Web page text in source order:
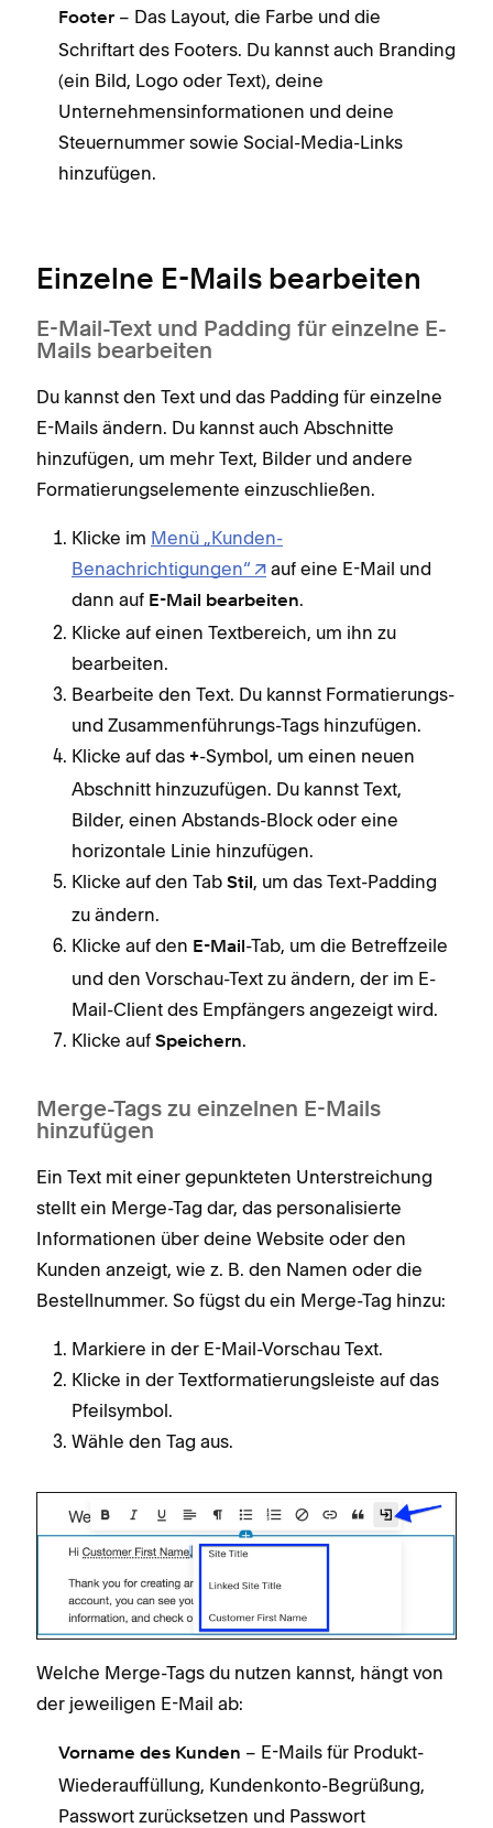
Footer – Das Layout, die Farbe und die
Schriftart des Footers. Du kannst auch Branding
(ein Bild, Logo oder Text), deine
Unternehmensinformationen und deine
Steuernummer sowie Social-Media-Links
hinzufügen.
Einzelne E-Mails bearbeiten
E-Mail-Text und Padding für einzelne E-
Mails bearbeiten
Du kannst den Text und das Padding für einzelne
E-Mails ändern. Du kannst auch Abschnitte
hinzufügen, um mehr Text, Bilder und andere
Formatierungselemente einzuschließen.
Klicke im Menü „Kunden-
Benachrichtigungen“
auf eine E-Mail und
dann auf E-Mail bearbeiten.
Klicke auf einen Textbereich, um ihn zu
bearbeiten.
Bearbeite den Text. Du kannst Formatierungs-
und Zusammenführungs-Tags hinzufügen.
Klicke auf das +-Symbol, um einen neuen
Abschnitt hinzuzufügen. Du kannst Text,
Bilder, einen Abstands-Block oder eine
horizontale Linie hinzufügen.
Klicke auf den Tab Stil , um das Text-Padding
zu ändern.
Klicke auf den E-Mail -Tab, um die Betreffzeile
und den Vorschau-Text zu ändern, der im E-
Mail-Client des Empfängers angezeigt wird.
Klicke auf Speichern.
Merge-Tags zu einzelnen E-Mails
hinzufügen
Ein Text mit einer gepunkteten Unterstreichung
stellt ein Merge-Tag dar, das personalisierte
Informationen über deine Website oder den
Kunden anzeigt, wie z. B. den Namen oder die
Bestellnummer. So fügst du ein Merge-Tag hinzu:
Markiere in der E-Mail-Vorschau Text.
Klicke in der Textformatierungsleiste auf das
Pfeilsymbol.
Wähle den Tag aus.
Welche Merge-Tags du nutzen kannst, hängt von
der jeweiligen E-Mail ab:
Vorname des Kunden – E-Mails für Produkt-
Wiederauffüllung, Kundenkonto-Begrüßung,
Passwort zurücksetzen und Passwort